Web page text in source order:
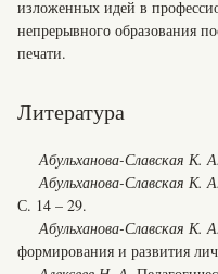
изложенных идей в
непрерывного образования
печати.
Литература
Абульханова-Славская К. А.
Абульханова-Славская К. А.
С. 14 – 29.
Абульханова-Славская К. А.
формирования и развития